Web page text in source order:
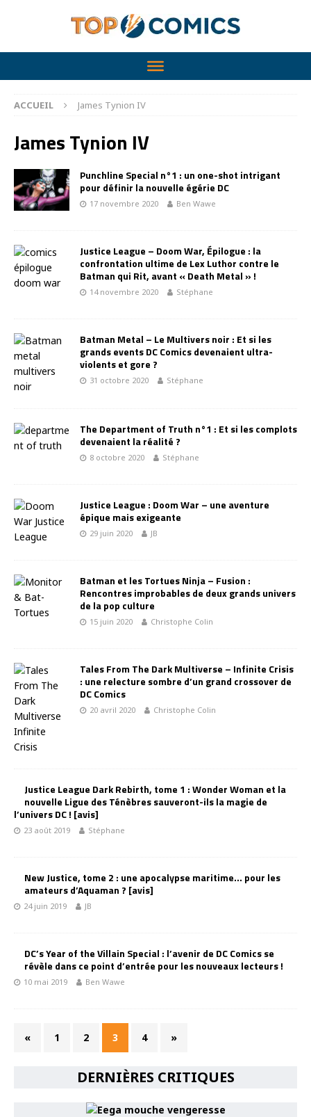
ACCUEIL James Tynion IV
James Tynion IV
Punchline Special n°1 : un one-shot intrigant
pour définir la nouvelle égérie DC
17 novembre 2020 Ben Wawe
Justice League – Doom War, Épilogue : la
confrontation ultime de Lex Luthor contre le
Batman qui Rit, avant « Death Metal » !
14 novembre 2020 Stéphane
Batman Metal – Le Multivers noir : Et si les
grands events DC Comics devenaient ultra-
violents et gore ?
31 octobre 2020 Stéphane
The Department of Truth n°1 : Et si les complots
devenaient la réalité ?
8 octobre 2020 Stéphane
Justice League : Doom War – une aventure
épique mais exigeante
29 juin 2020 JB
Batman et les Tortues Ninja – Fusion :
Rencontres improbables de deux grands univers
de la pop culture
15 juin 2020 Christophe Colin
Tales From The Dark Multiverse – Infinite Crisis
: une relecture sombre d’un grand crossover de
DC Comics
20 avril 2020 Christophe Colin
Justice League Dark Rebirth, tome 1 : Wonder Woman et la
nouvelle Ligue des Ténèbres sauveront-ils la magie de
l’univers DC ! [avis]
23 août 2019 Stéphane
New Justice, tome 2 : une apocalypse maritime… pour les
amateurs d’Aquaman ? [avis]
24 juin 2019 JB
DC’s Year of the Villain Special : l’avenir de DC Comics se
révèle dans ce point d’entrée pour les nouveaux lecteurs !
10 mai 2019 Ben Wawe
« 1 2 3 4 »
DERNIÈRES CRITIQUES